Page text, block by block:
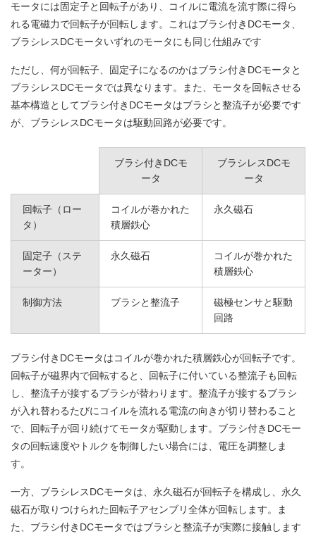
モータには固定子と回転子があり、コイルに電流を流す際に得ら
れる電磁力で回転子が回転します。これはブラシ付きDCモータ、
ブラシレスDCモータいずれのモータにも同じ仕組みです
ただし、何が回転子、固定子になるのかはブラシ付きDCモータと
ブラシレスDCモータでは異なります。また、モータを回転させる
基本構造としてブラシ付きDCモータはブラシと整流子が必要です
が、ブラシレスDCモータは駆動回路が必要です。
ブラシ付きDCモ
ータ
ブラシレスDCモ
ータ
回転子（ロー
タ）
コイルが巻かれた
積層鉄心
永久磁石
固定子（ステ
ーター）
永久磁石
コイルが巻かれた
積層鉄心
制御方法 ブラシと整流子
磁極センサと駆動
回路
ブラシ付きDCモータはコイルが巻かれた積層鉄心が回転子です。
回転子が磁界内で回転すると、回転子に付いている整流子も回転
し、整流子が接するブラシが替わります。整流子が接するブラシ
が入れ替わるたびにコイルを流れる電流の向きが切り替わること
で、回転子が回り続けてモータが駆動します。ブラシ付きDCモー
タの回転速度やトルクを制御したい場合には、電圧を調整しま
す。
一方、ブラシレスDCモータは、永久磁石が回転子を構成し、永久
磁石が取りつけられた回転子アセンブリ全体が回転します。ま
た、ブラシ付きDCモータではブラシと整流子が実際に接触します